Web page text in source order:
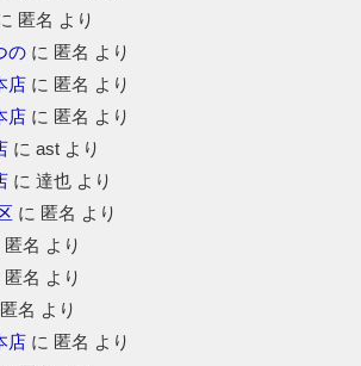
匿名 より
のに 匿名 より
店に 匿名 より
店に 匿名 より
に astより
に 達也より
に 匿名 より
匿名 より
匿名 より
匿名 より
店に 匿名 より